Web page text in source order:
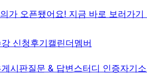
가 오픈됐어요! 지금 바로 보러가
신청후기캘린더멤버
시판질문 & 답변스터디 인증자기